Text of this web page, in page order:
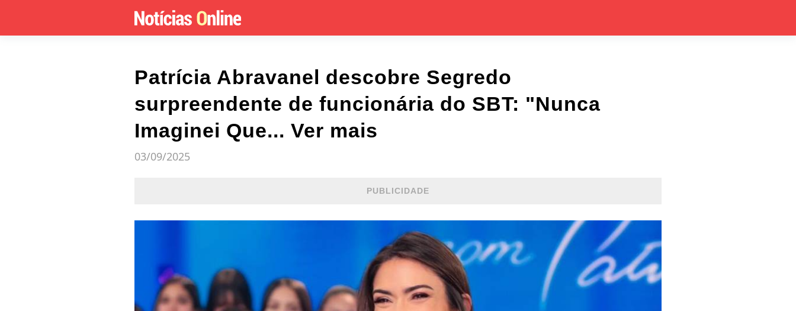
Patrícia Abravanel descobre Segredo
surpreendente de funcionária do SBT: "Nunca
Imaginei Que... Ver mais
03/09/2025
PUBLICIDADE